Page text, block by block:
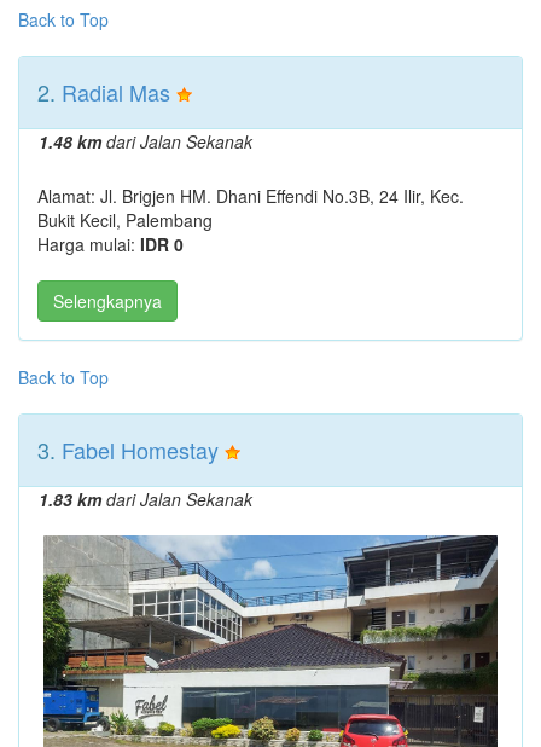
Back to Top
2. Radial Mas
1.48 kmdari Jalan Sekanak
Alamat: Jl. Brigjen HM. Dhani Effendi No.3B, 24 Ilir, Kec.
Bukit Kecil, Palembang
Harga mulai: IDR 0
Selengkapnya
Back to Top
3. Fabel Homestay
1.83 kmdari Jalan Sekanak